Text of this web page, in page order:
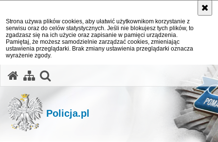
Strona używa plików cookies, aby ułatwić użytkownikom korzystanie z
serwisu oraz do celów statystycznych. Jeśli nie blokujesz tych plików, to
zgadzasz się na ich użycie oraz zapisanie w pamięci urządzenia.
Pamiętaj, że możesz samodzielnie zarządzać cookies, zmieniając
ustawienia przeglądarki. Brak zmiany ustawienia przeglądarki oznacza
wyrażenie zgody.
Policja.pl